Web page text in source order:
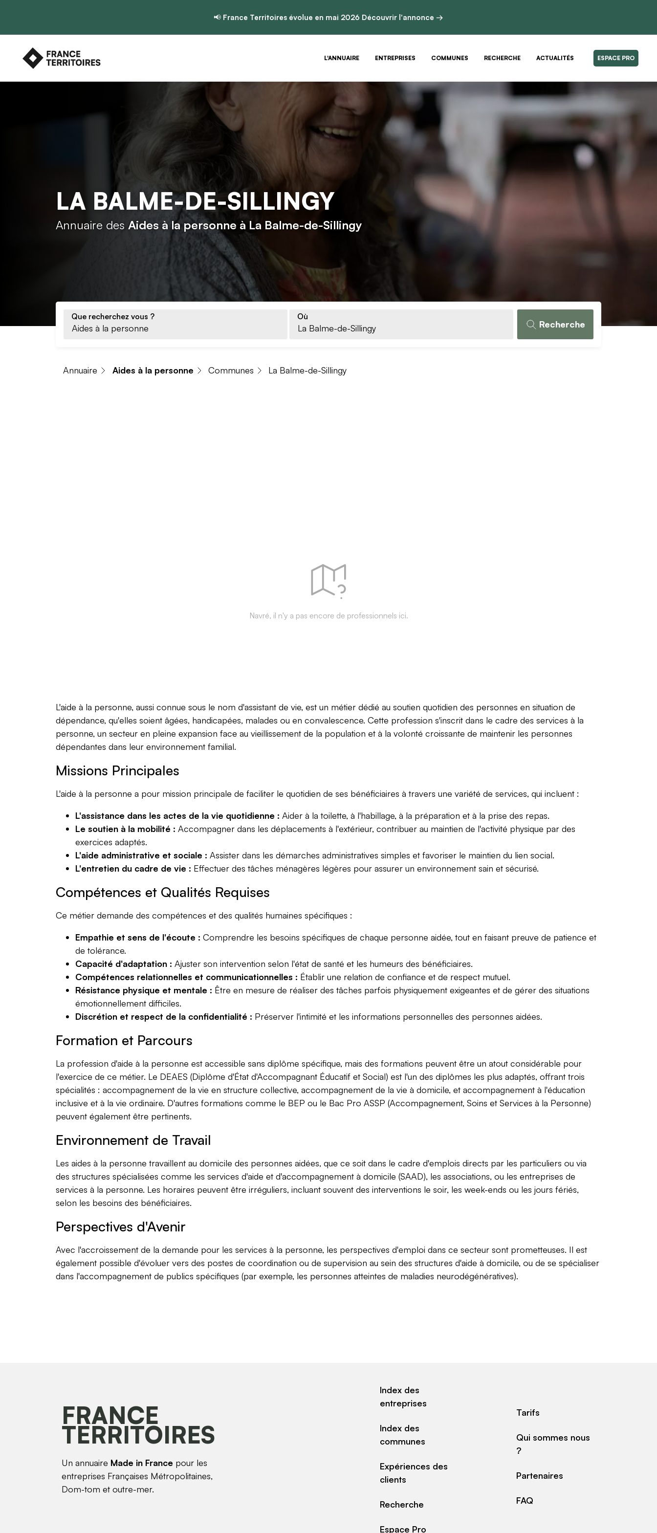
📢 France Territoires évolue en mai 2026 Découvrir l'annonce →
L'ANNUAIRE ENTREPRISES COMMUNES RECHERCHE ACTUALITÉS ESPACE PRO
LA BALME-DE-SILLINGY
Annuaire des Aides à la personne à La Balme-de-Sillingy
Que recherchez vous ? Où
Recherche
Annuaire Aides à la personne Communes La Balme-de-Sillingy
Navré, il n'y a pas encore de professionnels ici.
L'aide à la personne, aussi connue sous le nom d'assistant de vie, est un métier dédié au soutien quotidien des personnes en situation de
dépendance, qu'elles soient âgées, handicapées, malades ou en convalescence. Cette profession s'inscrit dans le cadre des services à la
personne, un secteur en pleine expansion face au vieillissement de la population et à la volonté croissante de maintenir les personnes
dépendantes dans leur environnement familial.
Missions Principales
L'aide à la personne a pour mission principale de faciliter le quotidien de ses bénéficiaires à travers une variété de services, qui incluent :
L'assistance dans les actes de la vie quotidienne : Aider à la toilette, à l'habillage, à la préparation et à la prise des repas.
Le soutien à la mobilité : Accompagner dans les déplacements à l'extérieur, contribuer au maintien de l'activité physique par des
exercices adaptés.
L'aide administrative et sociale : Assister dans les démarches administratives simples et favoriser le maintien du lien social.
L'entretien du cadre de vie : Effectuer des tâches ménagères légères pour assurer un environnement sain et sécurisé.
Compétences et Qualités Requises
Ce métier demande des compétences et des qualités humaines spécifiques :
Empathie et sens de l'écoute : Comprendre les besoins spécifiques de chaque personne aidée, tout en faisant preuve de patience et
de tolérance.
Capacité d'adaptation : Ajuster son intervention selon l'état de santé et les humeurs des bénéficiaires.
Compétences relationnelles et communicationnelles : Établir une relation de confiance et de respect mutuel.
Résistance physique et mentale : Être en mesure de réaliser des tâches parfois physiquement exigeantes et de gérer des situations
émotionnellement difficiles.
Discrétion et respect de la confidentialité : Préserver l'intimité et les informations personnelles des personnes aidées.
Formation et Parcours
La profession d'aide à la personne est accessible sans diplôme spécifique, mais des formations peuvent être un atout considérable pour
l'exercice de ce métier. Le DEAES (Diplôme d'État d'Accompagnant Éducatif et Social) est l'un des diplômes les plus adaptés, offrant trois
spécialités : accompagnement de la vie en structure collective, accompagnement de la vie à domicile, et accompagnement à l'éducation
inclusive et à la vie ordinaire. D'autres formations comme le BEP ou le Bac Pro ASSP (Accompagnement, Soins et Services à la Personne)
peuvent également être pertinents.
Environnement de Travail
Les aides à la personne travaillent au domicile des personnes aidées, que ce soit dans le cadre d'emplois directs par les particuliers ou via
des structures spécialisées comme les services d'aide et d'accompagnement à domicile (SAAD), les associations, ou les entreprises de
services à la personne. Les horaires peuvent être irréguliers, incluant souvent des interventions le soir, les week-ends ou les jours fériés,
selon les besoins des bénéficiaires.
Perspectives d'Avenir
Avec l'accroissement de la demande pour les services à la personne, les perspectives d'emploi dans ce secteur sont prometteuses. Il est
également possible d'évoluer vers des postes de coordination ou de supervision au sein des structures d'aide à domicile, ou de se spécialiser
dans l'accompagnement de publics spécifiques (par exemple, les personnes atteintes de maladies neurodégénératives).
FRANCE
TERRITOIRES
Un annuaire Made in France pour les
entreprises Françaises Métropolitaines,
Dom-tom et outre-mer.
Index des
entreprises
Index des
communes
Expériences des
clients
Recherche
Espace Pro
Tarifs
Qui sommes nous
?
Partenaires
FAQ